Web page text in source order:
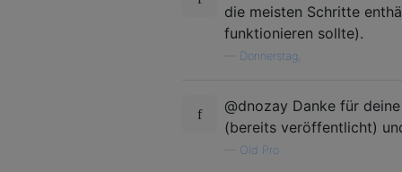
die meisten Schritte
funktionieren sollte).
Donnerstag,
@dnozay Danke für
(bereits veröffentlicht)
Old Pro